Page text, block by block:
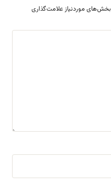
بخش‌های موردنیاز علامت‌گذاری